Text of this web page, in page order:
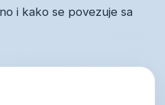
i kako se povezuje sa